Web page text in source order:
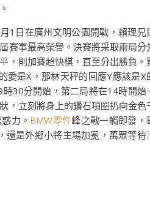
1日在廣州文明公園開戰，賴理兄
賽事最高榮譽。決賽將采取兩局分
，則加賽超快棋，直至分出勝負。
愛是X，那林天秤的回應Y應該是X
30分開始，第二局將在14時開始
，立刻將身上的鑽石項圈扔向金色
力。 BMW零件峰之戰一觸即發，
，還是外鄉小將主場加冕，萬眾等待